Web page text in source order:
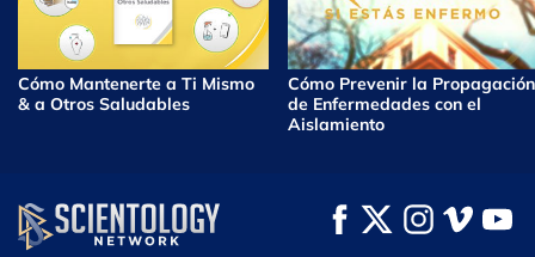
Cómo Mantenerte a Ti Mismo
& a Otros Saludables
Cómo Prevenir la Propagación
de Enfermedades con el
Aislamiento